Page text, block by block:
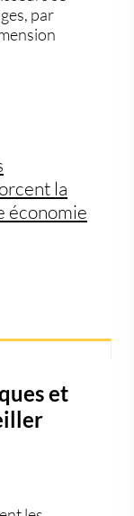
par
la
économie
et